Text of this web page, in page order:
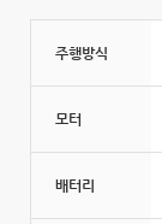
주행방식
모터
배터리